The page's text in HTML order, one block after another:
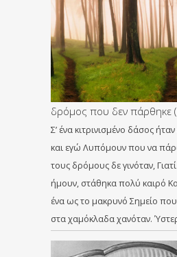
δρόμος που δεν πάρθηκε
Σ’ ένα κιτρινισμένο δάσος
και εγώ Λυπόμουν που να
τους δρόμους δε γινόταν,
ήμουν, στάθηκα πολύ καιρό
ένα ως το μακρυνό Σημείο που
στα χαμόκλαδα χανόταν.